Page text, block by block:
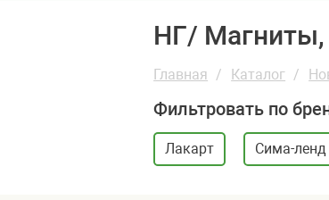
НГ/ Магниты,
Главная Каталог
Фильтровать по
Лакарт Сима-ленд